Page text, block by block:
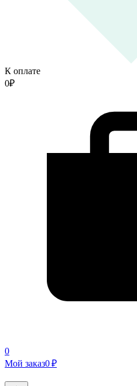
К оплате
0₽
0
Мой заказ0 ₽